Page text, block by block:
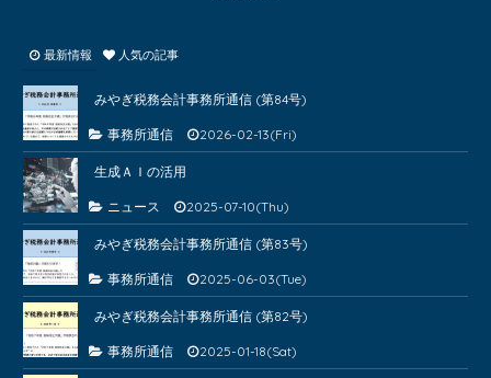
最新情報 人気の記事
みやぎ税務会計事務所通信 (第84号)
事務所通信 2026-02-13(Fri)
生成ＡＩの活用
ニュース 2025-07-10(Thu)
みやぎ税務会計事務所通信 (第83号)
事務所通信 2025-06-03(Tue)
みやぎ税務会計事務所通信 (第82号)
事務所通信 2025-01-18(Sat)